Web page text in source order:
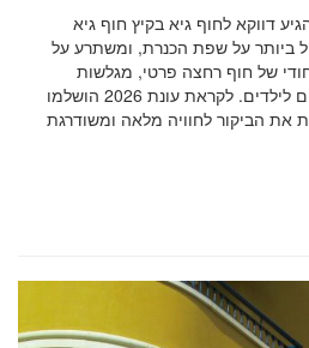
דווקא לחוף גיא בקיץ חוף גיא
ביותר על שפת הכנרת, ומשתרע על
ייחודי של חוף רחצה פרטי, מגלשות
אקסטרים, בריכת גלים ומתקנים לילדים. לקראת עונת 2026 הושלמו
את הביקור לחוויה מלאה ומשודרגת